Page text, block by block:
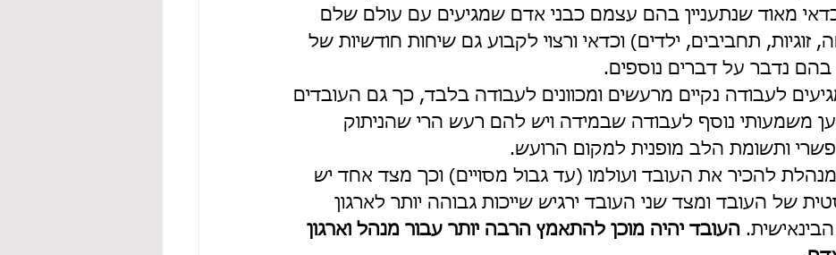
מאוד שנתעניין בהם עצמם כבני אדם שמגיעים עם עולם שלם
תחביבים, ילדים) וכדאי ורצוי לקבוע גם שיחות חודשיות של
בהם נדבר על דברים נוספים.
לעבודה נקיים מרעשים ומכוונים לעבודה בלבד, כך גם העובדים
משמעותי נוסף לעבודה שבמידה ויש להם רעש הרי שהניתוק
ותשומת הלב מופנית למקום הרועש.
להכיר את העובד ועולמו (עד גבול מסויים) וכך מצד אחד יש
של העובד ומצד שני העובד ירגיש שייכות גבוהה יותר לארגון
העובד יהיה מוכן להתאמץ הרבה יותר עבור מנהל וארגון